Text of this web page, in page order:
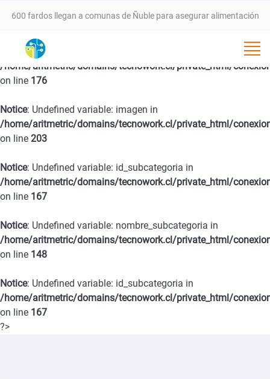
VALLE DEL ITATA PROYECTA NUEVA ETAPA DE DESARROLLO CON
SernamEG da inicio a la convocatoria del Programa Mujer
Programa 4 a 7 del SernamEG abre postulaciones para apoyar a
mujeres trabajadoras en el cuidado de niñas y niños
SernamEG Ñuble logra condena de 20 años de cárcel por caso de
violencia de género en San Carlos
SernamEG Ñuble invita a postular al Programa Mujer y
Notice: Undefined variable: fecha in
/home/aritmetric/domains/tecnowork.cl/private_html/
on line 176
Notice: Undefined variable: imagen in
/home/aritmetric/domains/tecnowork.cl/private_html/
on line 203
Notice: Undefined variable: id_subcategoria in
/home/aritmetric/domains/tecnowork.cl/private_html/
on line 167
Notice: Undefined variable: nombre_subcategoria in
/home/aritmetric/domains/tecnowork.cl/private_html/
on line 148
Notice: Undefined variable: id_subcategoria in
/home/aritmetric/domains/tecnowork.cl/private_html/
on line 167
?>